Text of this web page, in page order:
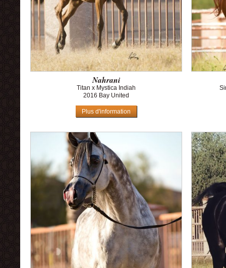
Nahrani
Titan x Mystica Indiah
2016 Bay United
Plus d'information